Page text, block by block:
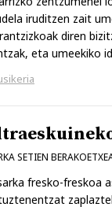
iruditzen zait
diren
eta umeekiko
SETIEN
fresko-freskoa